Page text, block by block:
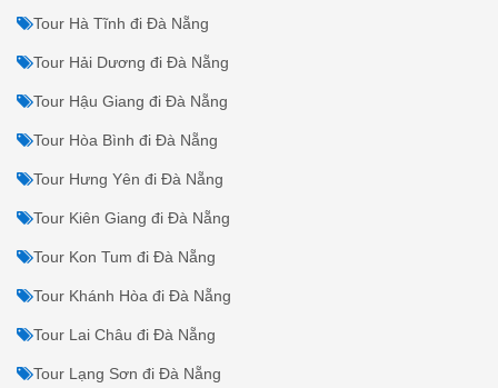
Tour Hà Tĩnh đi Đà Nẵng
Tour Hải Dương đi Đà Nẵng
Tour Hậu Giang đi Đà Nẵng
Tour Hòa Bình đi Đà Nẵng
Tour Hưng Yên đi Đà Nẵng
Tour Kiên Giang đi Đà Nẵng
Tour Kon Tum đi Đà Nẵng
Tour Khánh Hòa đi Đà Nẵng
Tour Lai Châu đi Đà Nẵng
Tour Lạng Sơn đi Đà Nẵng